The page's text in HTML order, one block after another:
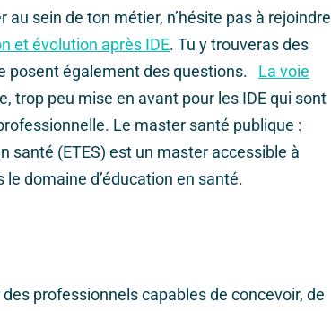
sein de ton métier, n’hésite pas à rejoindre
et évolution après IDE. Tu y trouveras des
posent également des questions. La voie
trop peu mise en avant pour les IDE qui sont
Le master santé publique :
santé (ETES) est un master accessible à
domaine d’éducation en santé.
professionnels capables de concevoir, de